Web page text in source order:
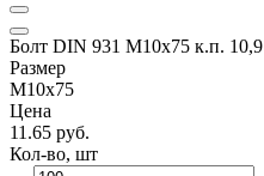
Болт DIN 931 М10х75 к.п. 10,9
Размер
М10х75
Цена
11.65 руб.
Кол-во, шт